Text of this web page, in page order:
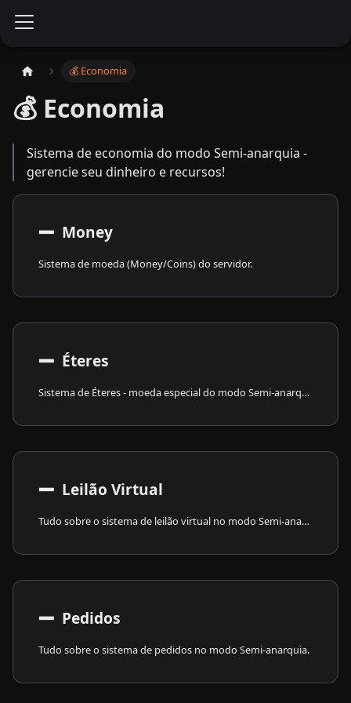
💰 Economia
💰 Economia
Sistema de economia do modo Semi-anarquia -
gerencie seu dinheiro e recursos!
➖ Money
Sistema de moeda (Money/Coins) do servidor.
➖ Éteres
Sistema de Éteres - moeda especial do modo Semi-anarquia.
➖ Leilão Virtual
Tudo sobre o sistema de leilão virtual no modo Semi-anarquia.
➖ Pedidos
Tudo sobre o sistema de pedidos no modo Semi-anarquia.